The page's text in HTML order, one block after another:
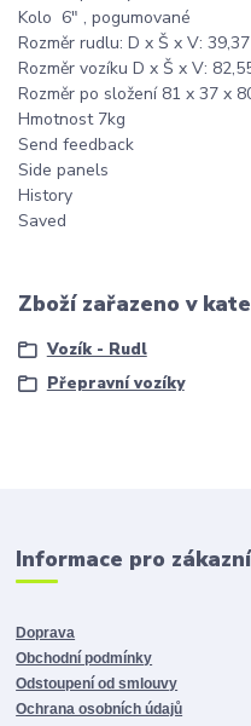
Kolo 6" , pogumované
Rozměr rudlu: D x Š x V:
Rozměr vozíku D x Š x V:
Rozměr po složení 81 x 37 x
Hmotnost 7kg
Send feedback
Side panels
History
Saved
Zboží zařazeno v
Vozík - Rudl
Přepravní vozíky
Informace pro
Doprava
Obchodní podmínky
Odstoupení od smlouvy
Ochrana osobních údajů